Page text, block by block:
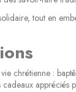
tout en
chrétienne :
appréciés